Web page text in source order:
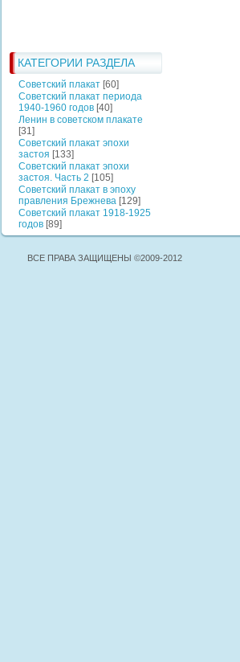
КАТЕГОРИИ РАЗДЕЛА
Советский плакат [60]
Советский плакат периода
1940-1960 годов [40]
Ленин в советском плакате
[31]
Советский плакат эпохи
застоя [133]
Советский плакат эпохи
застоя. Часть 2 [105]
Советский плакат в эпоху
правления Брежнева [129]
Советский плакат 1918-1925
годов [89]
ВСЕ ПРАВА ЗАЩИЩЕНЫ ©2009-2012